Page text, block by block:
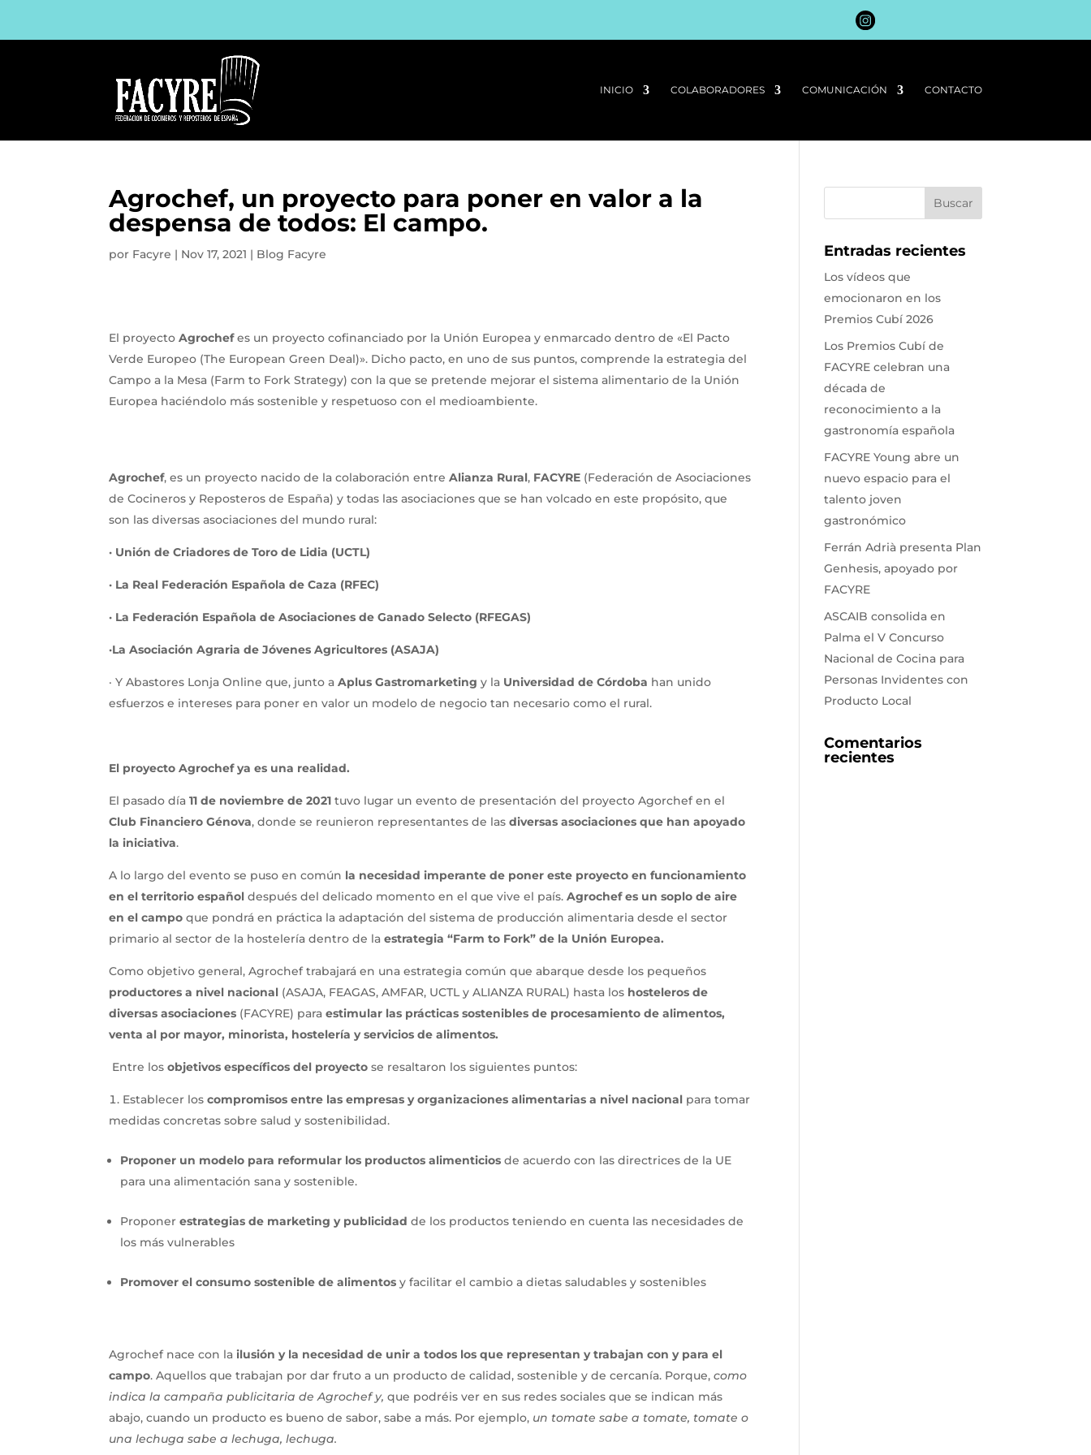
I
G
INICIO COLABORADORES COMUNICACIÓN CONTACTO
Agrochef, un proyecto para poner en valor a la
despensa de todos: El campo.
por Facyre | Nov 17, 2021 | Blog Facyre
El proyectoAgrochefes un proyecto cofinanciado por la Unión Europea y enmarcado dentro de «El Pacto
Verde Europeo (The European Green Deal)». Dicho pacto, en uno de sus puntos, comprende la estrategia del
Campo a la Mesa (Farm to Fork Strategy) con la que se pretende mejorar el sistema alimentario de la Unión
Europea haciéndolo más sostenible y respetuoso con el medioambiente.
Agrochef, es un proyecto nacido de la colaboración entreAlianza Rural, FACYRE (Federación de Asociaciones
de Cocineros y Reposteros de España) y todas las asociaciones que se han volcado en este propósito, que
son las diversas asociaciones del mundo rural:
· Unión de Criadores de Toro de Lidia (UCTL)
· La Real Federación Española de Caza (RFEC)
· La Federación Española de Asociaciones de Ganado Selecto (RFEGAS)
·La Asociación Agraria de Jóvenes Agricultores (ASAJA)
· Y Abastores Lonja Online que, junto aAplus Gastromarketing y la Universidad de Córdoba han unido
esfuerzos e intereses para poner en valor un modelo de negocio tan necesario como el rural.
El proyecto Agrochef ya es una realidad.
El pasado día11 de noviembre de 2021tuvo lugar un evento de presentación del proyecto Agorchef en el
Club Financiero Génova, donde se reunieron representantes de lasdiversas asociaciones que han apoyado
la iniciativa.
A lo largo del evento se puso en común la necesidad imperante de poner este proyecto en funcionamiento
en el territorio español después del delicado momento en el que vive el país.Agrochef es un soplo de aire
en el campo que pondrá en práctica la adaptación del sistema de producción alimentaria desde el sector
primario al sector de la hostelería dentro de laestrategia “Farm to Fork” de la Unión Europea.
Como objetivo general, Agrochef trabajará en una estrategia común que abarque desde los pequeños
productores a nivel nacional (ASAJA, FEAGAS, AMFAR, UCTL y ALIANZA RURAL) hasta los hosteleros de
diversas asociaciones (FACYRE) paraestimular las prácticas sostenibles de procesamiento de alimentos,
venta al por mayor, minorista, hostelería y servicios de alimentos.
Entre losobjetivos específicos del proyecto se resaltaron los siguientes puntos:
Establecer loscompromisos entre las empresas y organizaciones alimentarias a nivel nacional para tomar
medidas concretas sobre salud y sostenibilidad.
Proponer un modelo para reformular los productos alimenticios de acuerdo con las directrices de la UE
para una alimentación sana y sostenible.
Proponerestrategias de marketing y publicidad de los productos teniendo en cuenta las necesidades de
los más vulnerables
Promover el consumo sostenible de alimentos y facilitar el cambio a dietas saludables y sostenibles
Agrochef nace con lailusión y la necesidad de unir a todos los que representan y trabajan con y para el
campo. Aquellos que trabajan por dar fruto a un producto de calidad, sostenible y de cercanía. Porque,como
indica la campaña publicitaria de Agrochef y,que podréis ver en sus redes sociales que se indican más
abajo, cuando un producto es bueno de sabor, sabe a más. Por ejemplo, un tomate sabe a tomate, tomate o
una lechuga sabe a lechuga, lechuga.
Entradas recientes
Los vídeos que
emocionaron en los
Premios Cubí 2026
Los Premios Cubí de
FACYRE celebran una
década de
reconocimiento a la
gastronomía española
FACYRE Young abre un
nuevo espacio para el
talento joven
gastronómico
Ferrán Adrià presenta Plan
Genhesis, apoyado por
FACYRE
ASCAIB consolida en
Palma el V Concurso
Nacional de Cocina para
Personas Invidentes con
Producto Local
Comentarios
recientes